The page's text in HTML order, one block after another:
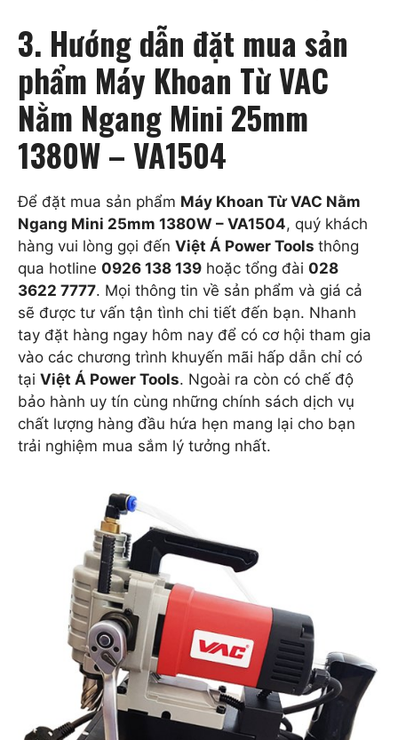
3. Hướng dẫn đặt mua sản
phẩm Máy Khoan Từ VAC
Nằm Ngang Mini 25mm
1380W – VA1504
Để đặt mua sản phẩm Máy Khoan Từ VAC Nằm
Ngang Mini 25mm 1380W – VA1504, quý khách
hàng vui lòng gọi đến Việt Á Power Tools thông
qua hotline 0926 138 139 hoặc tổng đài 028
3622 7777. Mọi thông tin về sản phẩm và giá cả
sẽ được tư vấn tận tình chi tiết đến bạn. Nhanh
tay đặt hàng ngay hôm nay để có cơ hội tham gia
vào các chương trình khuyến mãi hấp dẫn chỉ có
tại Việt Á Power Tools. Ngoài ra còn có chế độ
bảo hành uy tín cùng những chính sách dịch vụ
chất lượng hàng đầu hứa hẹn mang lại cho bạn
trải nghiệm mua sắm lý tưởng nhất.